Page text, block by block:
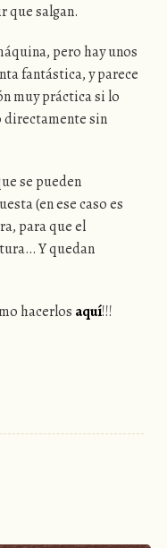
que salgan.
pero hay unos
fantástica, y parece
muy práctica si lo
directamente sin
se pueden
(en ese caso es
para que el
Y quedan
hacerlos aquí!!!